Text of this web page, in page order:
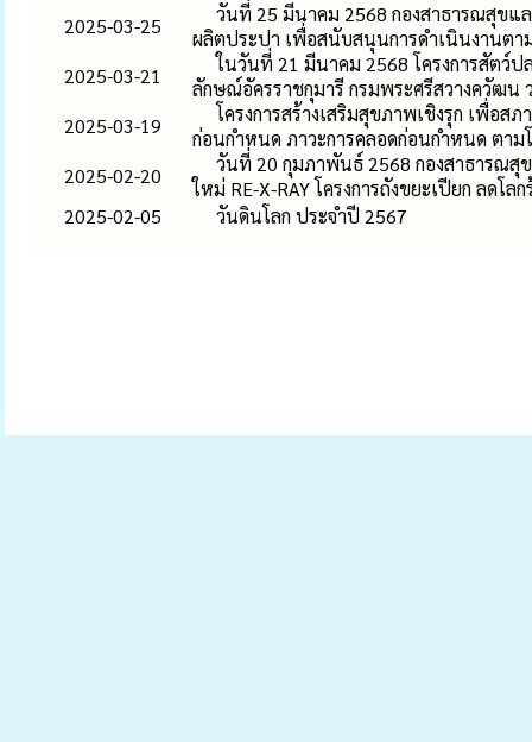
2025-03-25
วันที่ 25 มีนาคม 2568 กองสาธารณสุขแ
ผลิตประปา เพื่อสนับสนุนการดำเนินงานตา
2025-03-21
ในวันที่ 21 มีนาคม 2568 โครงการสัตว์
ลักษณ์อัครราชกุมารี กรมพระศรีสวางควัฒน
2025-03-19
โครงการสร้างเสริมสุขภาพเชิงรุก เพื่อ
ก่อนกำหนด ภาวะการคลอดก่อนกำหนด ตาม
2025-02-20
วันที่ 20 กุมภาพันธ์ 2568 กองสาธารณสุ
ใหม่ RE-X-RAY โครงการถังขยะเปียก ลดโล
2025-02-05
วันดินโลก ประจำปี 2567